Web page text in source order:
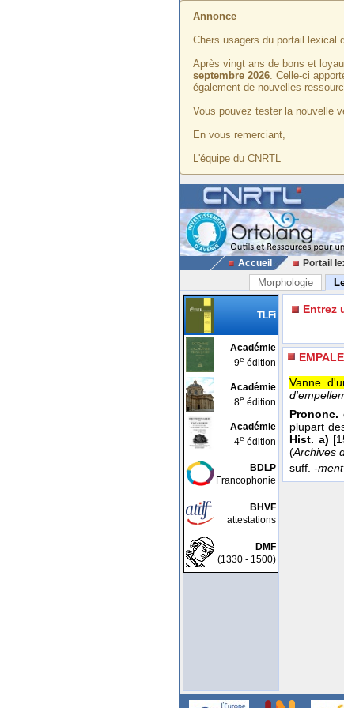
Annonce
Chers usagers du portail lexical
Après vingt ans de bons et
septembre 2026. Celle-ci
également de nouvelles
Vous pouvez tester la nouvelle
En vous remerciant,
L'équipe du CNRTL
Accueil Portail
Morphologie
TLFi
Académie
9e édition
Académie
8e édition
Académie
4e édition
BDLP
Francophonie
BHVF
attestations
DMF
(1330 - 1500)
Entrez
Vanne
Prononc.
plupart
Hist. a)
(Archives
suff. -ment